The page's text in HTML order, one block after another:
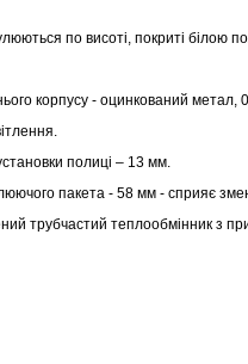
по висоті, покриті білою
корпусу - оцинкований метал,
полиці – 13 мм.
пакета - 58 мм - сприяє
трубчастий теплообмінник з